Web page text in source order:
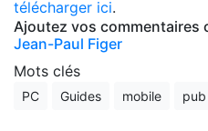
télécharger ici.
Ajoutez vos commentaires
Jean-Paul Figer
Mots clés
PC Guides mobile pub